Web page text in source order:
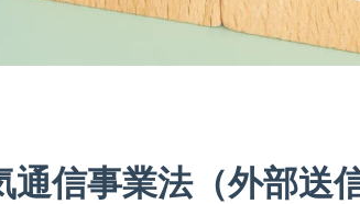
通信事業法（外部送